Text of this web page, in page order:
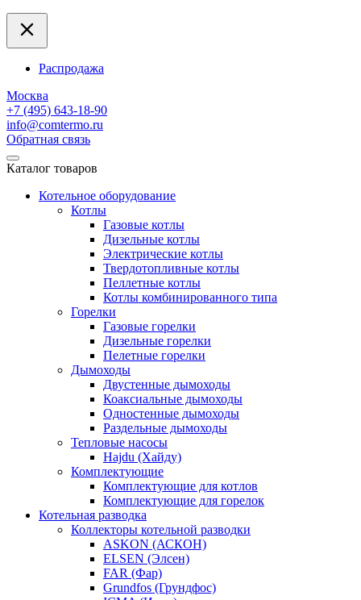
Распродажа
Москва
+7 (495) 643-18-90
info@comtermo.ru
Обратная связь
Каталог товаров
Котельное оборудование
Котлы
Газовые котлы
Дизельные котлы
Электрические котлы
Твердотопливные котлы
Пеллетные котлы
Котлы комбинированного типа
Горелки
Газовые горелки
Дизельные горелки
Пелетные горелки
Дымоходы
Двустенные дымоходы
Коаксиальные дымоходы
Одностенные дымоходы
Раздельные дымоходы
Тепловые насосы
Hajdu (Хайду)
Комплектующие
Комплектующие для котлов
Комплектующие для горелок
Котельная разводка
Коллекторы котельной разводки
ASKON (АСКОН)
ELSEN (Элсен)
FAR (Фар)
Grundfos (Грундфос)